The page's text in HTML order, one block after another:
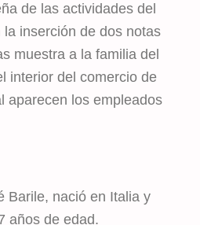
de las actividades del
inserción de dos notas
muestra a la familia del
interior del comercio de
aparecen los empleados
Barile, nació en Italia y
años de edad.